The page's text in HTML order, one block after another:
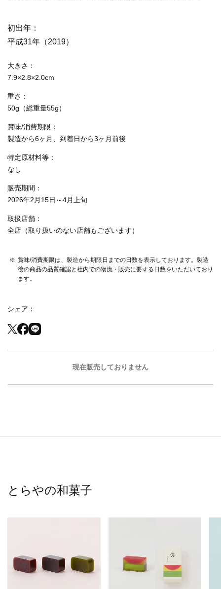
初出年
平成31年（2019）
大きさ
7.9×2.8×2.0cm
重さ
50g（総重量55g）
賞味/消費期限
製造から6ヶ月、到着日から3ヶ月前後
特定原材料等
なし
販売期間
2026年2月15日～4月上旬
取扱店舗
全店（取り扱いのない店舗もございます）
賞味/消費期限は、製造から期限日までの日数を表示しております。製造
後の商品の品質確認と社内での物流・販売に要する日数をいただいており
ます。
シェア
現在販売しておりません
とらやの和菓子